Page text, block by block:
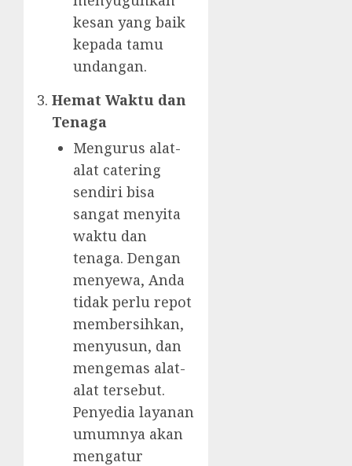
kesan yang baik
kepada tamu
undangan.
Hemat Waktu dan
Tenaga
Mengurus alat-
alat catering
sendiri bisa
sangat menyita
waktu dan
tenaga. Dengan
menyewa, Anda
tidak perlu repot
membersihkan,
menyusun, dan
mengemas alat-
alat tersebut.
Penyedia layanan
umumnya akan
mengatur